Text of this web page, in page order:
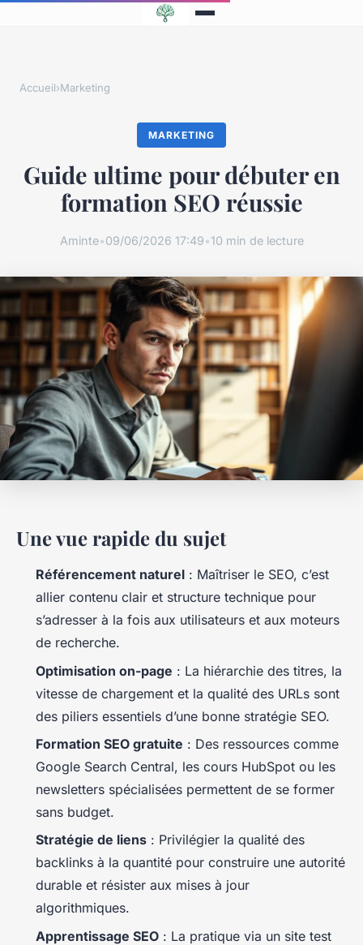
Accueil›Marketing
MARKETING
Guide ultime pour débuter en
formation SEO réussie
Aminte•09/06/2026 17:49•10 min de lecture
Une vue rapide du sujet
Référencement naturel : Maîtriser le SEO, c’est
allier contenu clair et structure technique pour
s’adresser à la fois aux utilisateurs et aux moteurs
de recherche.
Optimisation on-page : La hiérarchie des titres, la
vitesse de chargement et la qualité des URLs sont
des piliers essentiels d’une bonne stratégie SEO.
Formation SEO gratuite : Des ressources comme
Google Search Central, les cours HubSpot ou les
newsletters spécialisées permettent de se former
sans budget.
Stratégie de liens : Privilégier la qualité des
backlinks à la quantité pour construire une autorité
durable et résister aux mises à jour
algorithmiques.
Apprentissage SEO : La pratique via un site test